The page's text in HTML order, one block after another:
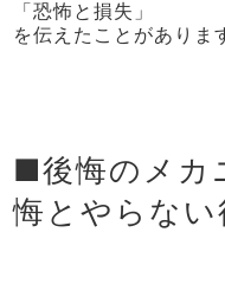
「恐怖と損失」
を伝えたことがありま
■後悔のメカ
悔とやらない